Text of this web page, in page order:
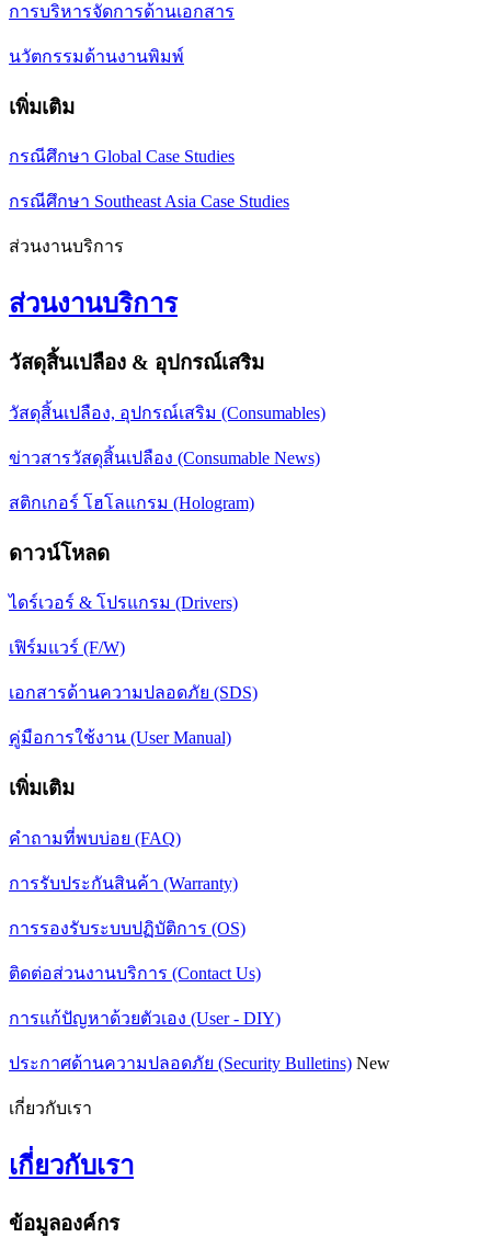
การบริหารจัดการด้านเอกสาร
นวัตกรรมด้านงานพิมพ์
เพิ่มเติม
กรณีศึกษา Global Case Studies
กรณีศึกษา Southeast Asia Case Studies
ส่วนงานบริการ
ส่วนงานบริการ
วัสดุสิ้นเปลือง & อุปกรณ์เสริม
วัสดุสิ้นเปลือง, อุปกรณ์เสริม (Consumables)
ข่าวสารวัสดุสิ้นเปลือง (Consumable News)
สติกเกอร์ โฮโลแกรม (Hologram)
ดาวน์โหลด
ไดร์เวอร์ & โปรแกรม (Drivers)
เฟิร์มแวร์ (F/W)
เอกสารด้านความปลอดภัย (SDS)
คู่มือการใช้งาน (User Manual)
เพิ่มเติม
คำถามที่พบบ่อย (FAQ)
การรับประกันสินค้า (Warranty)
การรองรับระบบปฏิบัติการ (OS)
ติดต่อส่วนงานบริการ (Contact Us)
การแก้ปัญหาด้วยตัวเอง (User - DIY)
ประกาศด้านความปลอดภัย (Security Bulletins) New
เกี่ยวกับเรา
เกี่ยวกับเรา
ข้อมูลองค์กร